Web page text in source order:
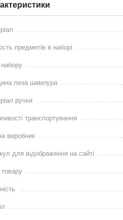
предметів в наборі
набору
леза шампура
ручки
транспортування
виробник
для відображення на сайті